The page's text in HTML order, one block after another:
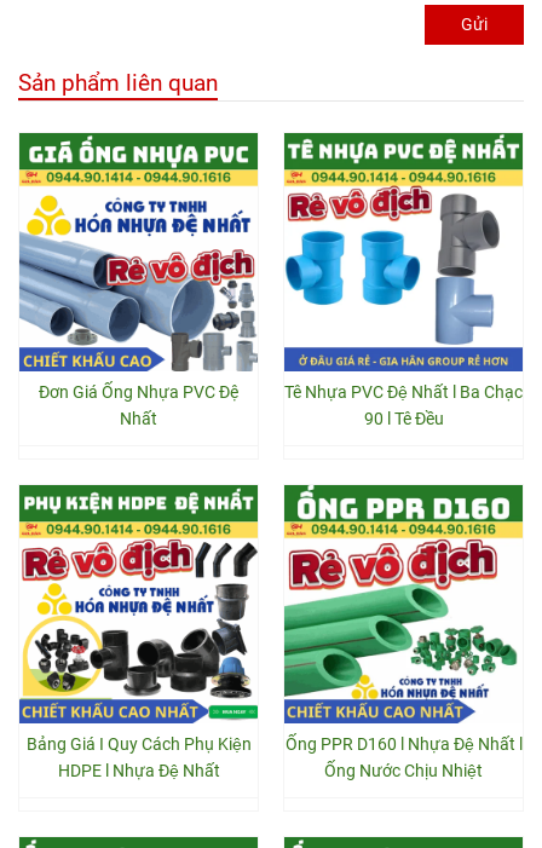
Gửi
Sản phẩm liên quan
Đơn Giá Ống Nhựa PVC Đệ
Nhất
Tê Nhựa PVC Đệ Nhất l Ba Chạc
90 l Tê Đều
Bảng Giá I Quy Cách Phụ Kiện
HDPE l Nhựa Đệ Nhất
Ống PPR D160 l Nhựa Đệ Nhất l
Ống Nước Chịu Nhiệt